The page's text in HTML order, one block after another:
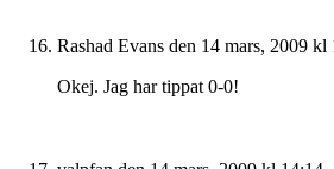
Rashad Evans den 14 mars, 2009 kl
Okej. Jag har tippat 0-0!